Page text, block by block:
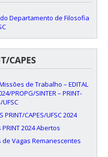
Departamento de Filosofia
CAPES
de Trabalho – EDITAL
PROPG/SINTER – PRINT-
UFSC
PRINT/CAPES/UFSC 2024
PRINT 2024 Abertos
de Vagas Remanescentes